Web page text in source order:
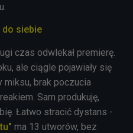
do siebie
czas odwlekał premierę.
ale ciągle pojawiały się
miksu, brak poczucia
Sam produkuję,
Łatwo stracić dystans -
ma 13 utworów, bez